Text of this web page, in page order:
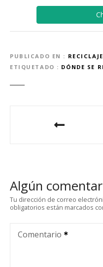
PUBLICADO EN
RECICLAJE
ETIQUETADO
DÓNDE SE
g
a
Algún
Tu dirección de correo
obligatorios están marcados
Comentario